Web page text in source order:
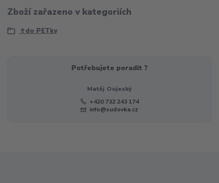
Zboží zařazeno v kategoriích
🍷do PETky
Potřebujete poradit ?
Matěj Oujeský
+420 732 243 174
info@sudovka.cz